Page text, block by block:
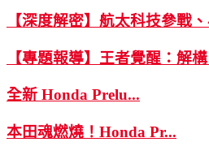
【深度解密】航太科技參戰
【專題報導】王者覺醒：解
全新 Honda Prelu...
本田魂燃燒！Honda Pr...